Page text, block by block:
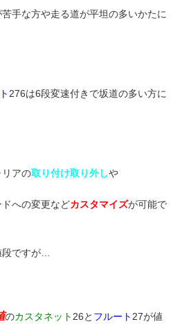
手な方や走る道が平坦の多いかたに
276は6段変速付きで坂道の多い方に
リアの取り付け取り外しや
への変更などカスタマイズが可能で
ですが…
のカスタネット 26と フルート 27が値